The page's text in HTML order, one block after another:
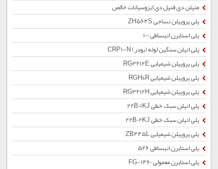
متیلن دی فنیل دی ایزوسیانات خالص
پلی پروپیلن نساجی ZH564S
پلی استایرن انبساطی 100
پلی اتیلن سنگین لوله (پودر) CRP100N
پلی پروپیلن شیمیایی RG3212E
پلی پروپیلن شیمیایی RGH&R
پلی پروپیلن شیمیایی RG3212H
پلی اتیلن سبک خطی 22B01KJ
پلی اتیلن سبک خطی 22B02KJ
پلی پروپیلن شیمیایی ZB445L
پلی استایرن انبساطی 526
پلی استایرن معمولی 1460-FG